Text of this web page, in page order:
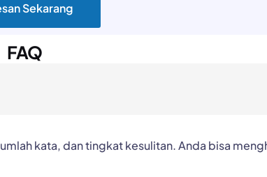
Sekarang
FAQ
kata, dan tingkat kesulitan. Anda bisa